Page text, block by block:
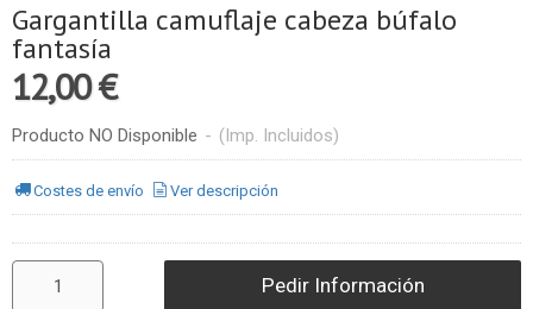
Gargantilla camuflaje cabeza búfalo
fantasía
12,00 €
Producto NO Disponible - (Imp. Incluidos)
Costes de envío Ver descripción
Pedir Información